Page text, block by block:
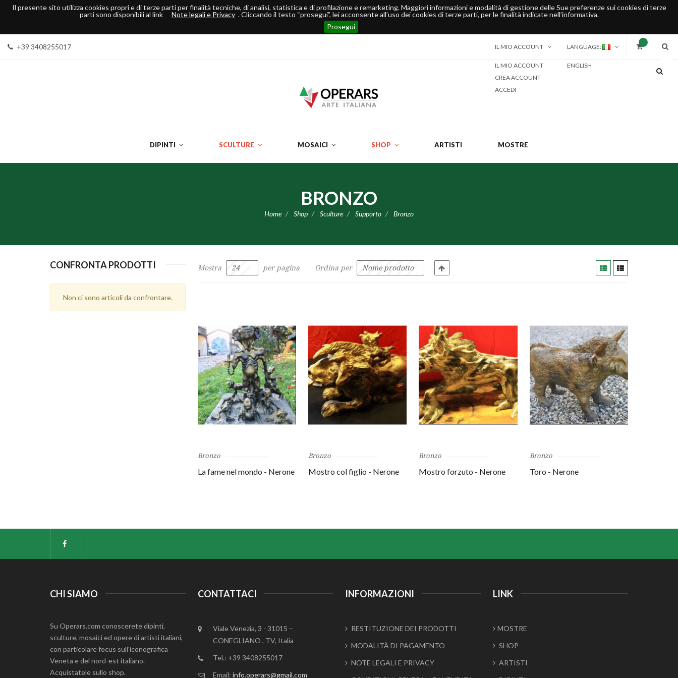
Il presente sito utilizza cookies propri e di terze parti per finalità tecniche, di analisi, statistica e di profilazione e remarketing. Maggiori informazioni e modalità di gestione delle Sue preferenze sui cookies di terze
parti sono disponibili al link
Note legali e Privacy . Cliccando il testo “prosegui”, lei acconsente all’uso dei cookies di terze parti, per le finalità indicate nell’informativa.
Prosegui
+39 3408255017 LANGUAGE:
ENGLISH
IL MIO ACCOUNT
IL MIO ACCOUNT
CREA ACCOUNT
ACCEDI
DIPINTI SCULTURE MOSAICI SHOP ARTISTI MOSTRE
BRONZO
Home Shop Sculture Supporto Bronzo
Mostra per pagina Ordina per
Bronzo
La fame nel mondo - Nerone
Bronzo
Mostro col figlio - Nerone
Bronzo
Mostro forzuto - Nerone
Bronzo
Toro - Nerone
CONFRONTA PRODOTTI
Non ci sono articoli da confrontare.
CHI SIAMO
Su Operars.com conoscerete dipinti,
sculture, mosaici ed opere di artisti italiani,
con particolare focus sull'iconografica
Veneta e del nord-est italiano.
Acquistatele sullo shop.
CONTATTACI
Viale Venezia, 3 - 31015 –
CONEGLIANO , TV, Italia
Tel.: +39 3408255017
Email: info.operars@gmail.com
INFORMAZIONI
RESTITUZIONE DEI PRODOTTI
MODALITÀ DI PAGAMENTO
NOTE LEGALI E PRIVACY
LINK
MOSTRE
SHOP
ARTISTI